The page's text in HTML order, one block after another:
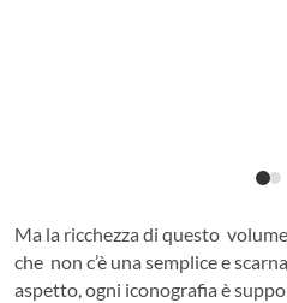
Ma la ricchezza di questo
che non c’è una semplice e
aspetto, ogni iconografia è